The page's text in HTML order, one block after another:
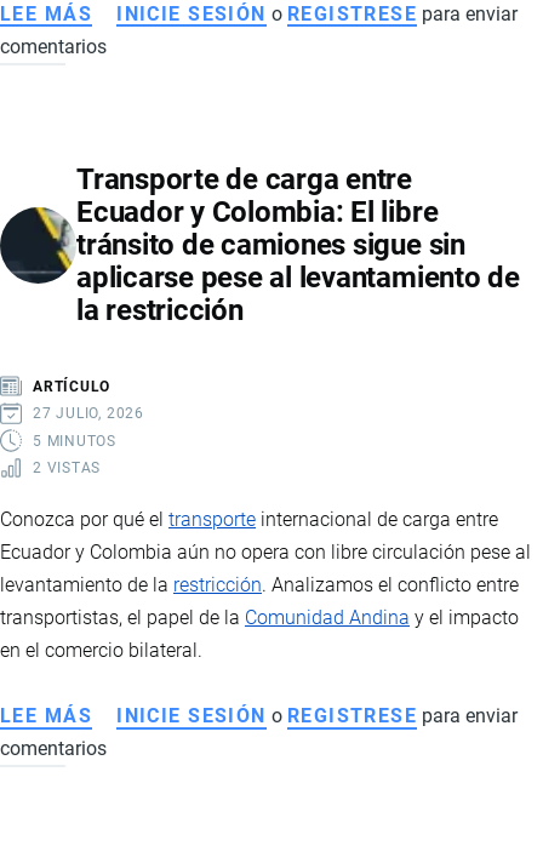
LEE MÁS SOBRE
PUERTO
OBRA
DE
$600.000
PARA
FORTALECER
Y
OPERACIONES
PORTUARIAS
INICIE SESIÓN o REGISTRESE para enviar
comentarios
Transporte de carga entre
Ecuador y Colombia: El libre
tránsito de camiones sigue sin
aplicarse pese al levantamiento de
la restricción
ARTÍCULO
27 JULIO, 2026
5 MINUTOS
2 VISTAS
Conozca por qué el transporte internacional de carga entre
Ecuador y Colombia aún no opera con libre circulación pese al
levantamiento de la restricción. Analizamos el conflicto entre
transportistas, el papel de la Comunidad Andina y el impacto
en el comercio bilateral.
LEE MÁS SOBRE
TRANSPORTE
INICIE SESIÓN o REGISTRESE para enviar
comentarios